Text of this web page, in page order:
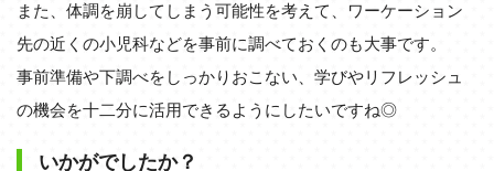
また、体調を崩してしまう可能性を考えて、ワーケーション
先の近くの小児科などを事前に調べておくのも大事です。
事前準備や下調べをしっかりおこない、学びやリフレッシュ
の機会を十二分に活用できるようにしたいですね◎
いかがでしたか？